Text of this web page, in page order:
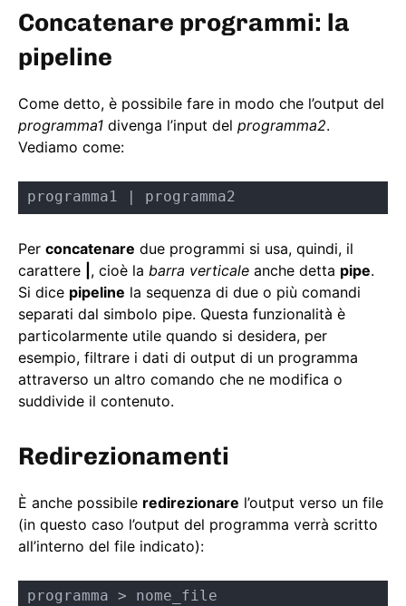
Concatenare programmi: la
pipeline
Come detto, è possibile fare in modo che l’output del
programma1 divenga l’input del programma2.
Vediamo come:
programma1 | programma2
Per concatenare due programmi si usa, quindi, il
carattere , cioè la barra verticale anche detta pipe.
Si dice pipeline la sequenza di due o più comandi
separati dal simbolo pipe. Questa funzionalità è
particolarmente utile quando si desidera, per
esempio, filtrare i dati di output di un programma
attraverso un altro comando che ne modifica o
suddivide il contenuto.
Redirezionamenti
È anche possibile redirezionare l’output verso un file
(in questo caso l’output del programma verrà scritto
all’interno del file indicato):
programma > nome_file